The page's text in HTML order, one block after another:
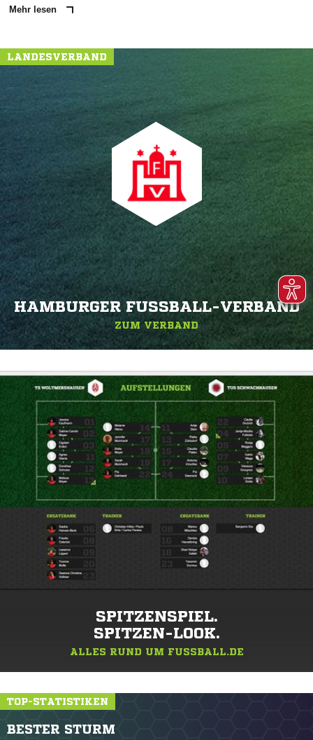
Mehr lesen
LANDESVERBAND
HAMBURGER FUSSBALL-VERBAND
ZUM VERBAND
SPITZENSPIEL.
SPITZEN-LOOK.
ALLES RUND UM FUSSBALL.DE
TOP-STATISTIKEN
BESTER STURM